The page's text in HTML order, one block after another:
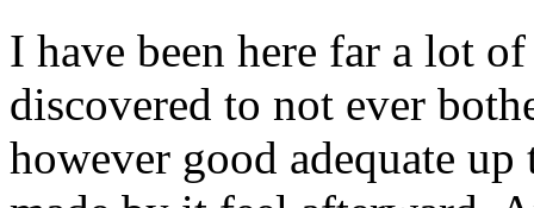
I have been here far a lot
discovered to not ever
however good adequate